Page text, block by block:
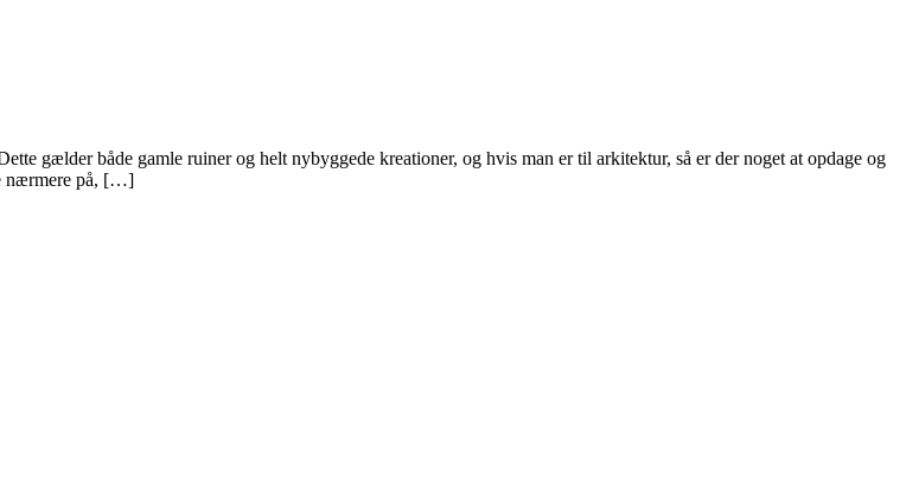
gælder både gamle ruiner og helt nybyggede kreationer, og hvis man er til arkitektur, så er der noget at opdage og
nærmere på, […]